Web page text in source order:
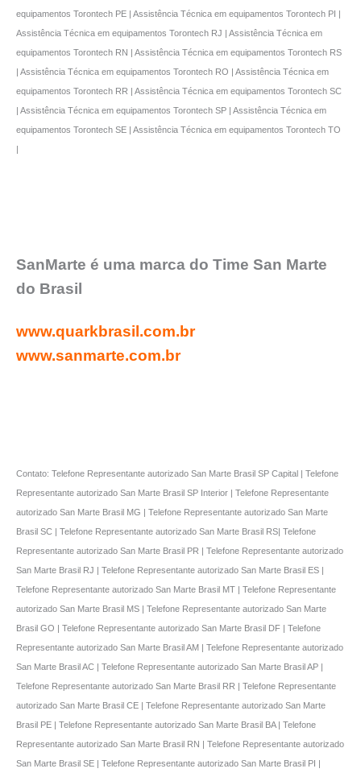
equipamentos Torontech PE | Assistência Técnica em equipamentos Torontech PI |
Assistência Técnica em equipamentos Torontech RJ | Assistência Técnica em
equipamentos Torontech RN | Assistência Técnica em equipamentos Torontech RS
| Assistência Técnica em equipamentos Torontech RO | Assistência Técnica em
equipamentos Torontech RR | Assistência Técnica em equipamentos Torontech SC
| Assistência Técnica em equipamentos Torontech SP | Assistência Técnica em
equipamentos Torontech SE | Assistência Técnica em equipamentos Torontech TO
|
SanMarte é uma marca do Time San Marte
do Brasil
www.quarkbrasil.com.br
www.sanmarte.com.br
Contato: Telefone Representante autorizado San Marte Brasil SP Capital | Telefone
Representante autorizado San Marte Brasil SP Interior | Telefone Representante
autorizado San Marte Brasil MG | Telefone Representante autorizado San Marte
Brasil SC | Telefone Representante autorizado San Marte Brasil RS| Telefone
Representante autorizado San Marte Brasil PR | Telefone Representante autorizado
San Marte Brasil RJ | Telefone Representante autorizado San Marte Brasil ES |
Telefone Representante autorizado San Marte Brasil MT | Telefone Representante
autorizado San Marte Brasil MS | Telefone Representante autorizado San Marte
Brasil GO | Telefone Representante autorizado San Marte Brasil DF | Telefone
Representante autorizado San Marte Brasil AM | Telefone Representante autorizado
San Marte Brasil AC | Telefone Representante autorizado San Marte Brasil AP |
Telefone Representante autorizado San Marte Brasil RR | Telefone Representante
autorizado San Marte Brasil CE | Telefone Representante autorizado San Marte
Brasil PE | Telefone Representante autorizado San Marte Brasil BA | Telefone
Representante autorizado San Marte Brasil RN | Telefone Representante autorizado
San Marte Brasil SE | Telefone Representante autorizado San Marte Brasil PI |